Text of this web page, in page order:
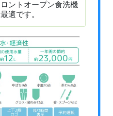
ントオープン食洗機
適です。